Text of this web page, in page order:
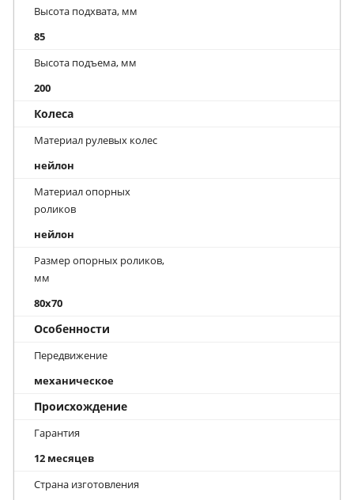
Высота подхвата, мм
85
Высота подъема, мм
200
Колеса
Материал рулевых колес
нейлон
Материал опорных
роликов
нейлон
Размер опорных роликов,
мм
80x70
Особенности
Передвижение
механическое
Происхождение
Гарантия
12 месяцев
Страна изготовления